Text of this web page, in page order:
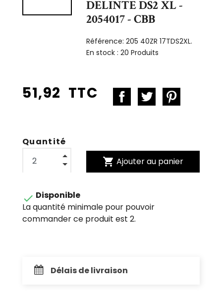
DELINTE DS2 XL -
2054017 - CBB
Référence:205 40ZR 17TDS2XL.
En stock :20 Produits
51,92 TTC
Quantité
shopping_cart Ajouter au panier
 Disponible
La quantité minimale pour pouvoir
commander ce produit est 2.
Délais de livraison